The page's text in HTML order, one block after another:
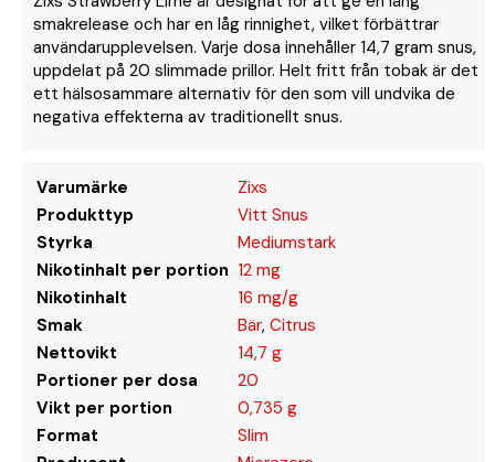
smakrelease och har en låg rinnighet, vilket förbättrar
användarupplevelsen. Varje dosa innehåller 14,7 gram snus,
uppdelat på 20 slimmade prillor. Helt fritt från tobak är det
ett hälsosammare alternativ för den som vill undvika de
negativa effekterna av traditionellt snus.
Varumärke
Zixs
Produkttyp
Vitt Snus
Styrka
Mediumstark
Nikotinhalt per portion 12 mg
Nikotinhalt
16 mg/g
Smak
Bär, Citrus
Nettovikt
14,7 g
Portioner per dosa
20
Vikt per portion
0,735 g
Format
Slim